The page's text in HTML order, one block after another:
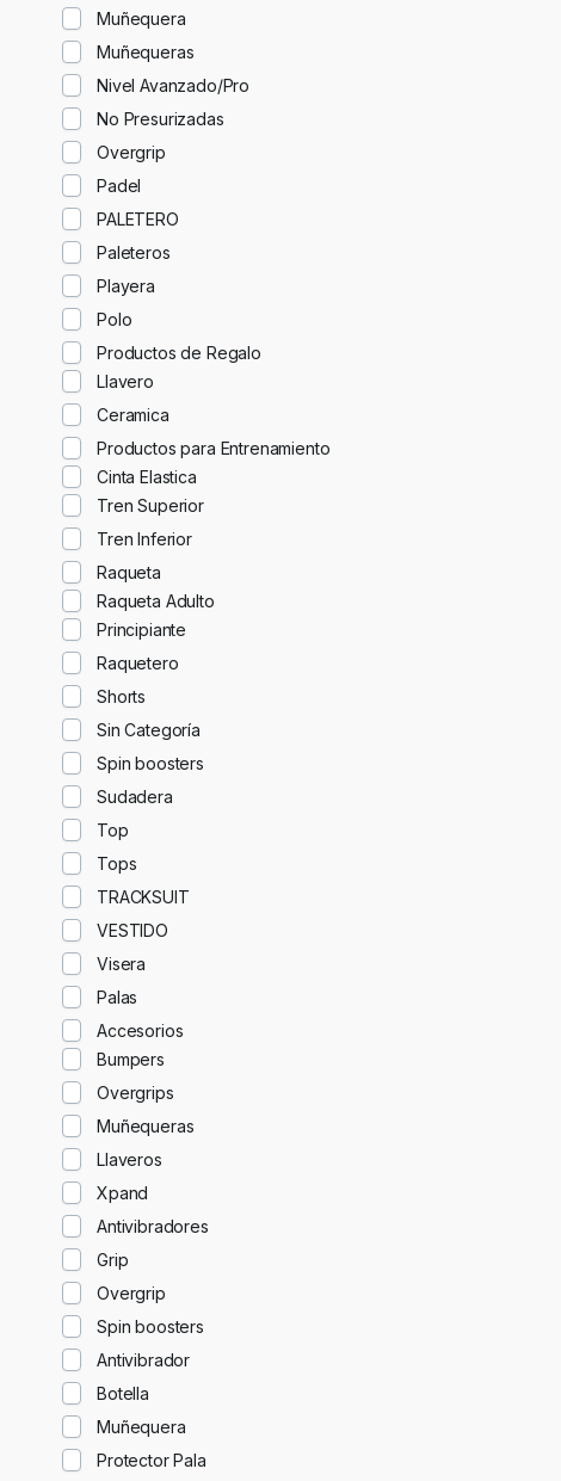
Muñequera
Muñequeras
Nivel Avanzado/Pro
No Presurizadas
Overgrip
Padel
PALETERO
Paleteros
Playera
Polo
Productos de Regalo
Llavero
Ceramica
Productos para Entrenamiento
Cinta Elastica
Tren Superior
Tren Inferior
Raqueta
Raqueta Adulto
Principiante
Raquetero
Shorts
Sin Categoría
Spin boosters
Sudadera
Top
Tops
TRACKSUIT
VESTIDO
Visera
Palas
Accesorios
Bumpers
Overgrips
Muñequeras
Llaveros
Xpand
Antivibradores
Grip
Overgrip
Spin boosters
Antivibrador
Botella
Muñequera
Protector Pala